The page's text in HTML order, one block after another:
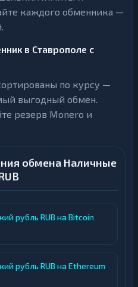
каждого обменника —
в Ставрополе с
по курсу —
выгодный обмен.
резерв Monero и
обмена Наличные
рубль RUB на Bitcoin
рубль RUB на Ethereum